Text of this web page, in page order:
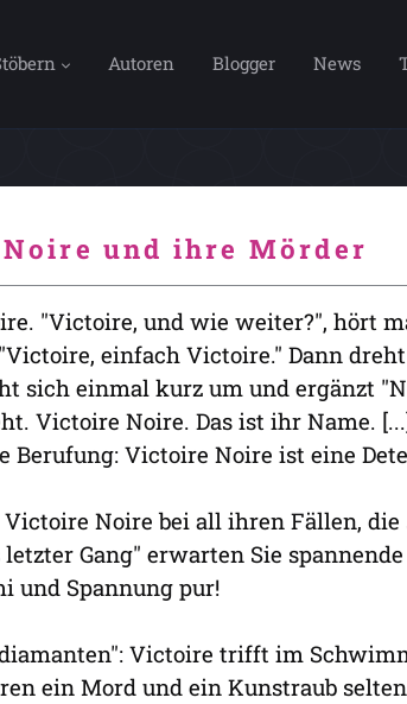
Autoren Blogger News
und ihre Mörder
"Victoire, und wie weiter?", hört
einfach Victoire." Dann
sich einmal kurz um und ergänzt
Victoire Noire. Das ist ihr Name.
Berufung: Victoire Noire ist eine
Noire bei all ihren Fällen,
Gang" erwarten Sie
und Spannung pur!
Victoire trifft im
ein Mord und ein Kunstraub